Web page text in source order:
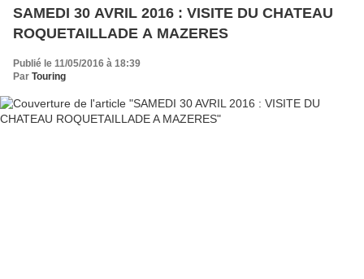
SAMEDI 30 AVRIL 2016 : VISITE DU CHATEAU
ROQUETAILLADE A MAZERES
Publié le 11/05/2016 à 18:39
Par Touring